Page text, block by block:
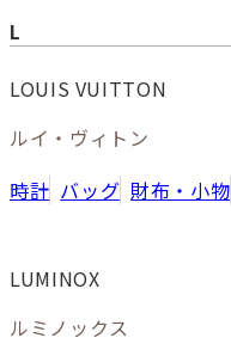
L
LOUIS VUITTON
ルイ・ヴィトン
時計 バッグ 財布・小物
LUMINOX
ルミノックス